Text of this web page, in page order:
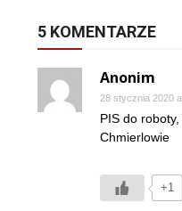
5 KOMENTARZE
Anonim
28 stycznia 2020
PIS do
Chmierlowie
+1